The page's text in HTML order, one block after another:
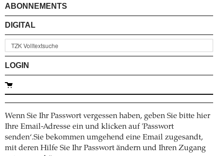
ABONNEMENTS
DIGITAL
LOGIN
Wenn Sie Ihr Passwort vergessen haben, geben Sie bitte hier
Ihre Email-Adresse ein und klicken auf 'Passwort
senden‘.Sie bekommen umgehend eine Email zugesandt,
mit deren Hilfe Sie Ihr Passwort ändern und Ihren Zugang